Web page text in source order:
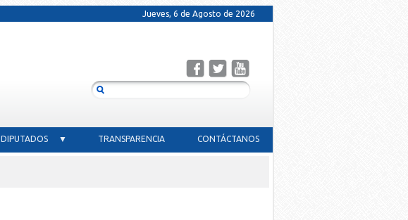
Jueves, 6 de Agosto de 2026
DIPUTADOS ▼ TRANSPARENCIA CONTÁCTANOS